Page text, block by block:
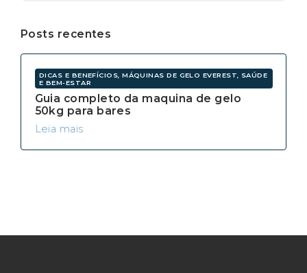
Posts recentes
DICAS E BENEFÍCIOS, MÁQUINAS DE GELO EVEREST, SAÚDE
E BEM-ESTAR
Guia completo da maquina de gelo
50kg para bares
Leia mais